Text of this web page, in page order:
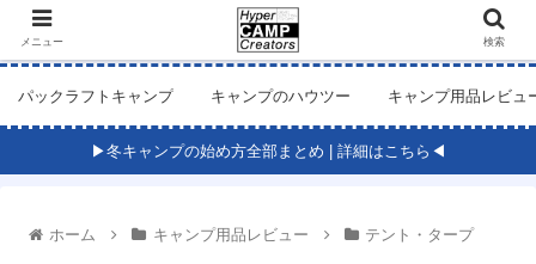
パックラフトキャンプ キャンプのハウツー キャンプ用品レビュ
▶冬キャンプの始め方全部まとめ | 詳細はこちら◀
ホーム キャンプ用品レビュー テント・タープ
メニュー 検索